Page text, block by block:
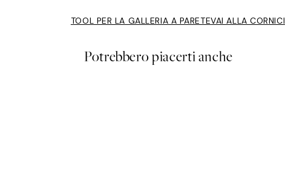
TOOL PER LA GALLERIA A PARETEVAI ALLA CORNICI
Potrebbero piacerti anche